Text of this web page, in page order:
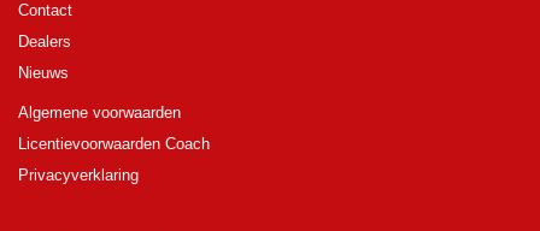
Contact
Dealers
Nieuws
Algemene voorwaarden
Licentievoorwaarden Coach
Privacyverklaring